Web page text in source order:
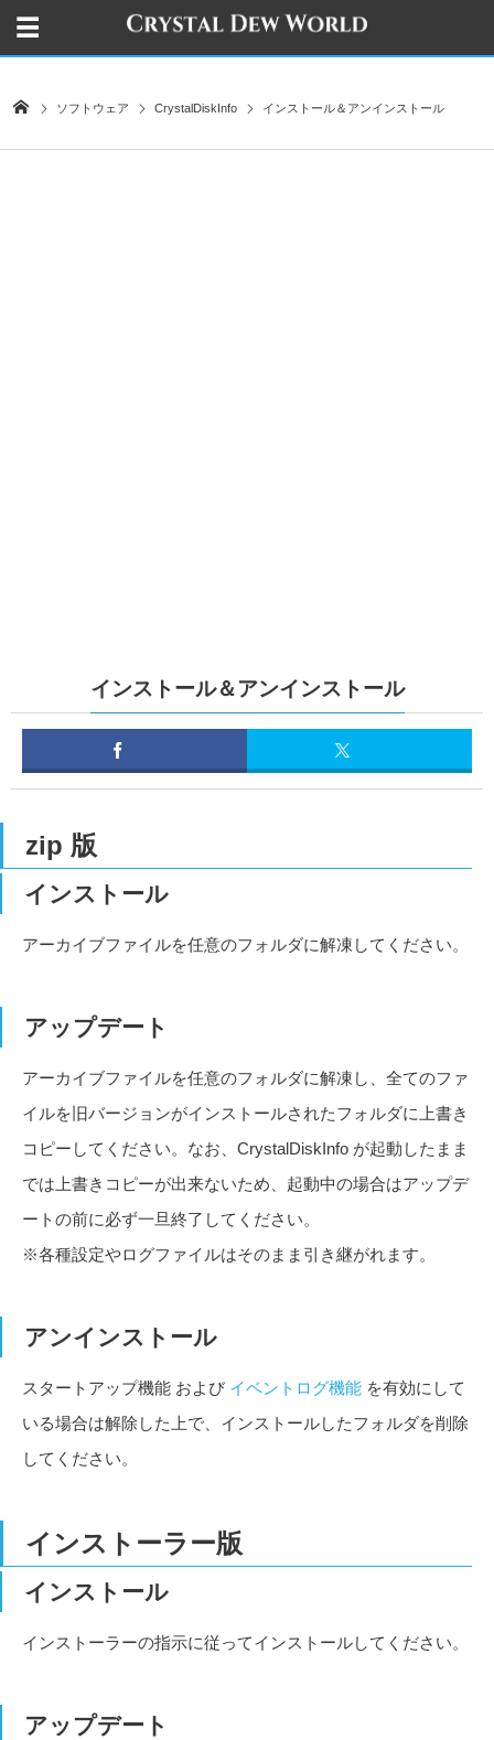
ソフトウェア CrystalDiskInfo インストール＆アンインストール
インストール＆アンインストール
zip 版
インストール
アーカイブファイルを任意のフォルダに解凍してください。
アップデート
アーカイブファイルを任意のフォルダに解凍し、全てのファ
イルを旧バージョンがインストールされたフォルダに上書き
コピーしてください。なお、CrystalDiskInfo が起動したまま
では上書きコピーが出来ないため、起動中の場合はアップデ
ートの前に必ず一旦終了してください。
※各種設定やログファイルはそのまま引き継がれます。
アンインストール
スタートアップ機能 および イベントログ機能 を有効にして
いる場合は解除した上で、インストールしたフォルダを削除
してください。
インストーラー版
インストール
インストーラーの指示に従ってインストールしてください。
アップデート